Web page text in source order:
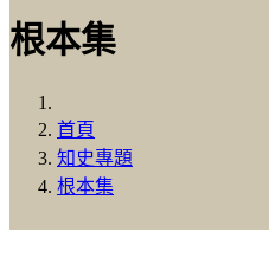
根本集
首頁
知史專題
根本集